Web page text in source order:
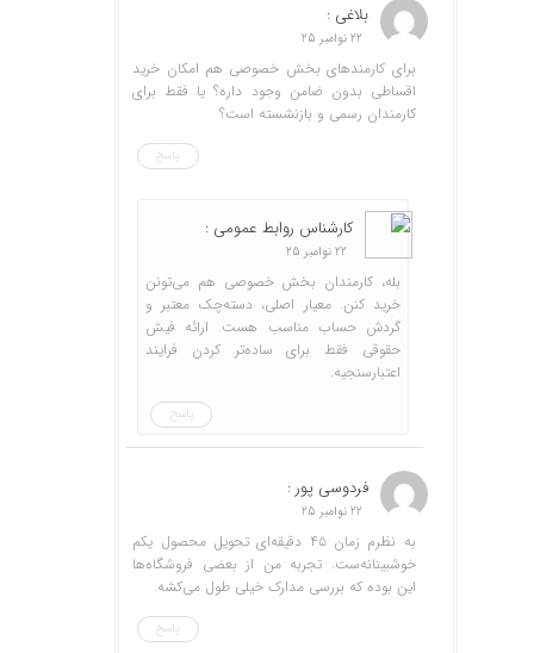
بلاغی :
22 نوامبر 25
برای کارمندهای بخش خصوصی هم امکان خرید
اقساطی بدون ضامن وجود داره؟ یا فقط برای
کارمندان رسمی و بازنشسته‌ است؟
پاسخ
کارشناس روابط عمومی :
22 نوامبر 25
بله، کارمندان بخش خصوصی هم می‌تونن
خرید کنن. معیار اصلی، دسته‌چک معتبر و
گردش حساب مناسب هست. ارائه فیش
حقوقی فقط برای ساده‌تر کردن فرایند
اعتبارسنجیه.
پاسخ
فردوسی پور :
22 نوامبر 25
به نظرم زمان ۴۵ دقیقه‌ای تحویل محصول یکم
خوشبینانه‌ست. تجربه من از بعضی فروشگاه‌ها
این بوده که بررسی مدارک خیلی طول می‌کشه.
پاسخ